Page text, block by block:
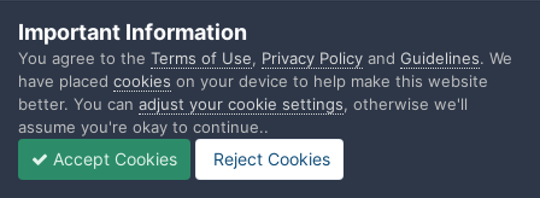
κάνει παιδιά, γι αυτό της είχαν στερήσει τρία. Ίσως ήταν ύβρις να
έχει μια κόρη τόσο όμορφη που έβαζε τους πάντες σε πειρασμό.
Ίσως οι θεοί την τιμωρούσαν που καμάρωνε τόσο την ομορφιά
του παιδιού της, που χτένιζε με τις ώρες τα πυρόξανθα μαλλιά της
και δεν την άφηνε να κάνει δουλειές που θα χαλούσαν τα
κατάλευκα χέρια της. Ό,τι και να ήταν, εκείνη έφταιγε. Με την
αδυναμία της. Δεν τολμούσε να ξεστομίσει τέτοιο πράγμα, ο
Important Information
You agree to the Terms of Use, Privacy Policy and Guidelines. We
have placed cookies on your device to help make this website
better. You can adjust your cookie settings, otherwise we'll
assume you're okay to continue..
Accept Cookies Reject Cookies